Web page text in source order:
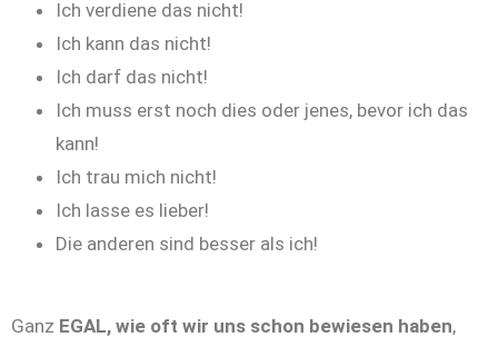
Ich verdiene das nicht!
Ich kann das nicht!
Ich darf das nicht!
Ich muss erst noch dies oder jenes, bevor ich das
kann!
Ich trau mich nicht!
Ich lasse es lieber!
Die anderen sind besser als ich!
Ganz EGAL, wie oft wir uns schon bewiesen haben,